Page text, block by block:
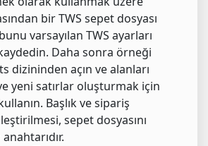
bir TWS sepet dosyası
varsayılan TWS ayarları
Daha sonra örneği
dizininden açın ve alanları
yeni satırlar oluşturmak için
Başlık ve sipariş
sepet dosyasını